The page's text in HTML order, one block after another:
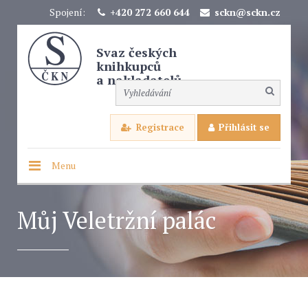
Spojení: +420 272 660 644 sckn@sckn.cz
Svaz českých
knihkupců
a nakladatelů
Registrace Přihlásit se
Menu
Můj Veletržní palác